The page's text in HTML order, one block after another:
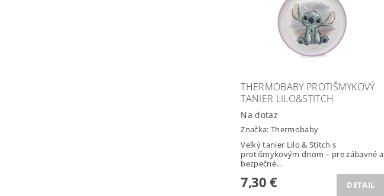
THERMOBABY PROTIŠMYKOVÝ
TANIER LILO&STITCH
Na dotaz
Značka: Thermobaby
Veľký tanier Lilo & Stitch s
protišmykovým dnom – pre zábavné a
bezpečné...
7,30 € DETAIL